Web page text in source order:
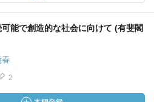
の中にある取り組みのシーズや
進するものであるのは間違いな
ニティの中にビジネスが立ち上
発展していくことはできない。
支えるのは、地域金融の役割で
能で創造的な社会に向けて (有斐閣
2